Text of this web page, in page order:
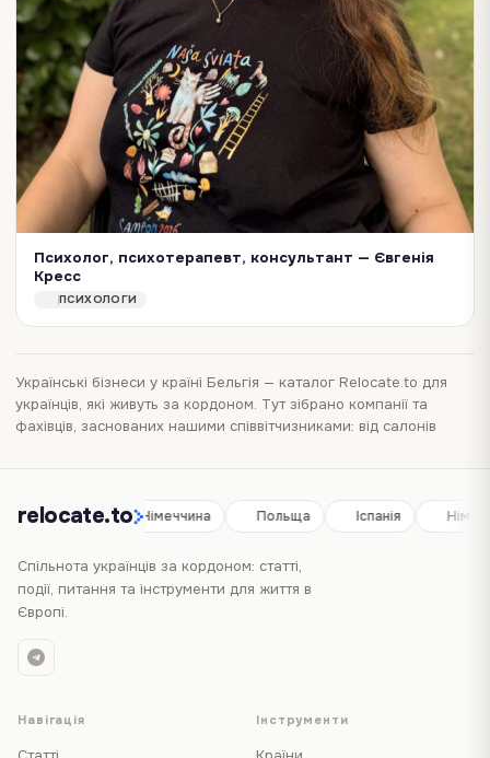
Психолог, психотерапевт, консультант — Євгенія
Кресс
ПСИХОЛОГИ
Українські бізнеси у країні Бельгія — каталог Relocate.to для
українців, які живуть за кордоном. Тут зібрано компанії та
фахівців, заснованих нашими співвітчизниками: від салонів
Оберіть місто у фільтрах, щоб побачити пропозиції поруч, або
скористайтеся категоріями для пошуку конкретної послуги.
Більше країн — у
весь каталог
relocate.to
Іспанія Німеччина Польща Іспанія
Спільнота українців за кордоном: статті,
події, питання та інструменти для життя в
Європі.
Навігація Інструменти